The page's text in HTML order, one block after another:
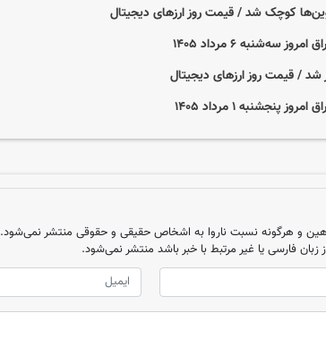
کوچک شد / قیمت روز ارزهای دیجیتال
سه‌شنبه ۶ مرداد ۱۴۰۵
/ قیمت روز ارزهای دیجیتال
پنجشنبه ۱ مرداد ۱۴۰۵
و هرگونه نسبت ناروا به اشخاص حقیقی و حقوقی منتشر نمی‌شود.
زبان فارسی یا غیر مرتبط با خبر باشد منتشر نمی‌شود.